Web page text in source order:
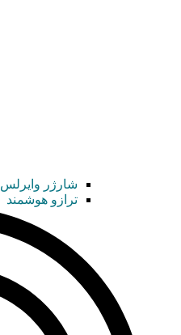
شارژر وایرلس
ترازو هوشمند